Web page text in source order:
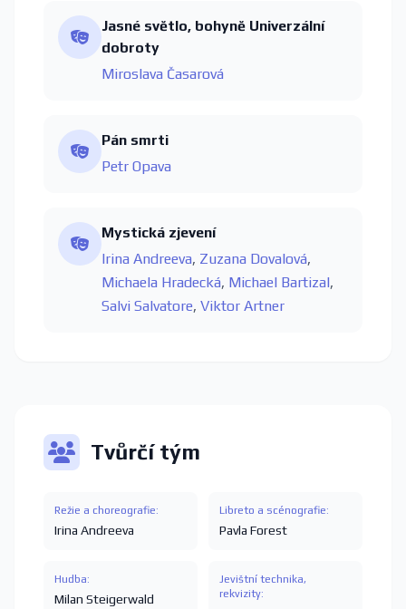
Jasné světlo, bohyně Univerzální
dobroty
Miroslava Časarová
Pán smrti
Petr Opava
Mystická zjevení
Irina Andreeva, Zuzana Dovalová,
Michaela Hradecká, Michael Bartizal,
Salvi Salvatore, Viktor Artner
Tvůrčí tým
Režie a choreografie:
Irina Andreeva
Libreto a scénografie:
Pavla Forest
Hudba:
Milan Steigerwald
Jevištní technika,
rekvizity: